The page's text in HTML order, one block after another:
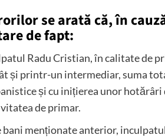
se arată că, în
de fapt:
Radu Cristian, în calitate de
și printr-un intermediar, suma
și cu inițierea unor
de primar.
menționate anterior,